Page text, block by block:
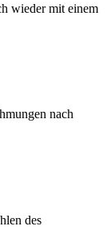
wieder mit einem
nach
des